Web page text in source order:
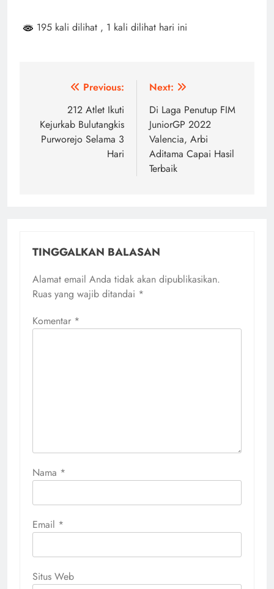
195 kali dilihat , 1 kali dilihat hari ini
NavigasiPrevious:
212 Atlet Ikuti
Kejurkab Bulutangkis
Purworejo Selama 3
Hari
Next:
Di Laga Penutup FIM
JuniorGP 2022
Valencia, Arbi
Aditama Capai Hasil
Terbaik
TINGGALKAN BALASAN
Alamat email Anda tidak akan dipublikasikan.
Ruas yang wajib ditandai *
Komentar *
Nama *
Email *
Situs Web